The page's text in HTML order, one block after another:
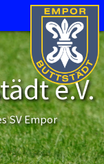
e.V.
SV Empor